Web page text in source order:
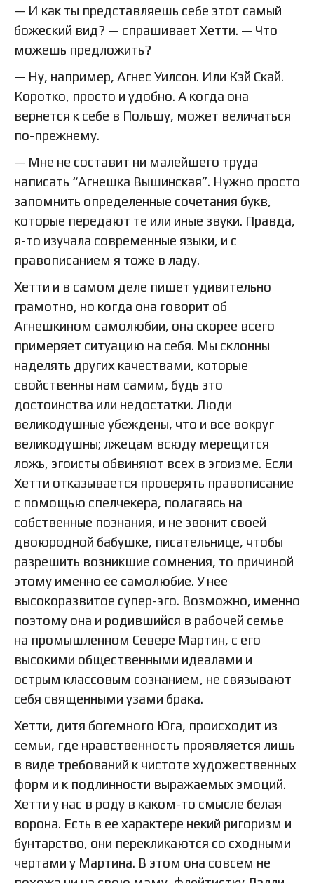
— И как ты представляешь себе этот самый
божеский вид? — спрашивает Хетти. — Что
можешь предложить?
— Ну, например, Агнес Уилсон. Или Кэй Скай.
Коротко, просто и удобно. А когда она
вернется к себе в Польшу, может величаться
по-прежнему.
— Мне не составит ни малейшего труда
написать “Агнешка Вышинская”. Нужно просто
запомнить определенные сочетания букв,
которые передают те или иные звуки. Правда,
я-то изучала современные языки, и с
правописанием я тоже в ладу.
Хетти и в самом деле пишет удивительно
грамотно, но когда она говорит об
Агнешкином самолюбии, она скорее всего
примеряет ситуацию на себя. Мы склонны
наделять других качествами, которые
свойственны нам самим, будь это
достоинства или недостатки. Люди
великодушные убеждены, что и все вокруг
великодушны; лжецам всюду мерещится
ложь, эгоисты обвиняют всех в эгоизме. Если
Хетти отказывается проверять правописание
с помощью спелчекера, полагаясь на
собственные познания, и не звонит своей
двоюродной бабушке, писательнице, чтобы
разрешить возникшие сомнения, то причиной
этому именно ее самолюбие. У нее
высокоразвитое супер-эго. Возможно, именно
поэтому она и родившийся в рабочей семье
на промышленном Севере Мартин, с его
высокими общественными идеалами и
острым классовым сознанием, не связывают
себя священными узами брака.
Хетти, дитя богемного Юга, происходит из
семьи, где нравственность проявляется лишь
в виде требований к чистоте художественных
форм и к подлинности выражаемых эмоций.
Хетти у нас в роду в каком-то смысле белая
ворона. Есть в ее характере некий ригоризм и
бунтарство, они перекликаются со сходными
чертами у Мартина. В этом она совсем не